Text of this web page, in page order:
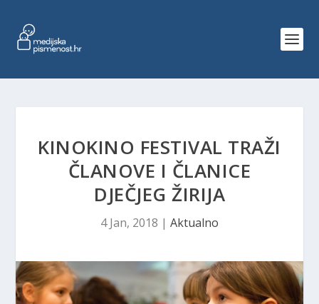
KINOKINO FESTIVAL TRAŽI
ČLANOVE I ČLANICE
DJEČJEG ŽIRIJA
4 Jan, 2018 | Aktualno